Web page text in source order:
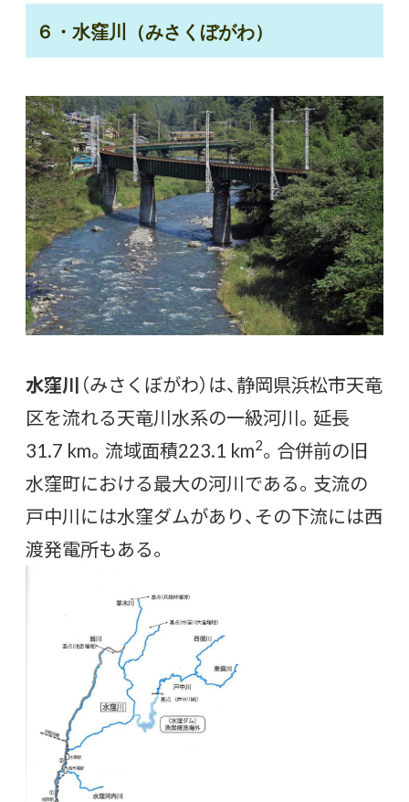
６・水窪川（みさくぼがわ）
水窪川 （みさくぼがわ）は、静岡県浜松市天竜
区を流れる天竜川水系の一級河川。延長
31.7 km。流域面積223.1 km2。合併前の旧
水窪町における最大の河川である。支流の
戸中川には水窪ダムがあり、その下流には西
渡発電所もある。